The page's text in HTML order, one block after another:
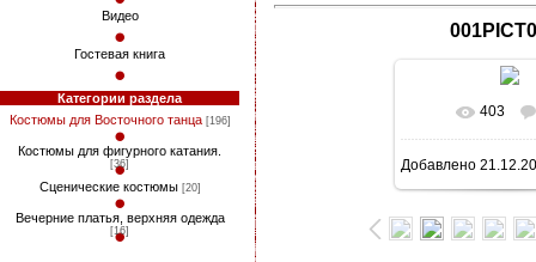
Видео
Гостевая книга
Категории раздела
Костюмы для Восточного танца [196]
Костюмы для фигурного катания.
[36]
Сценические костюмы [20]
Вечерние платья, верхняя одежда
[16]
В
1280x960/
403
Добавлено